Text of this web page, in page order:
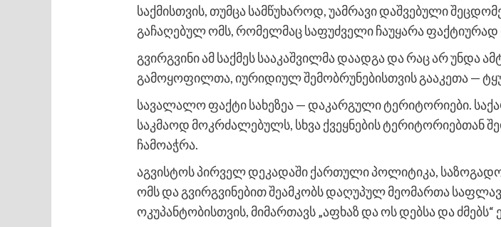
საქმისთვის, თუმცა სამწუხაროდ, უამრავი დაშვებული
გაჩაღებულ ომს, რომელმაც საფუძველი ჩაუყარა
გვირგვინი ამ საქმეს სააკაშვილმა დაადგა და რაც არ უნდა
გამოყოფილთა, იურიდიულ შემობრუნებისთვის გააკეთა —
სავალალო ფაქტი სახეზეა — დაკარგული ტერიტორიები.
საკმაოდ მოკრძალებულს, სხვა ქვეყნების ტერიტორიებთან
ჩამოაჭრა.
აგვისტოს პირველ დეკადაში ქართული პოლიტიკა,
ომს და გვირგვინებით შეამკობს დაღუპულ მეომართა
ოკუპანტობისთვის, მიმართავს „აფხაზ და ოს დებსა და